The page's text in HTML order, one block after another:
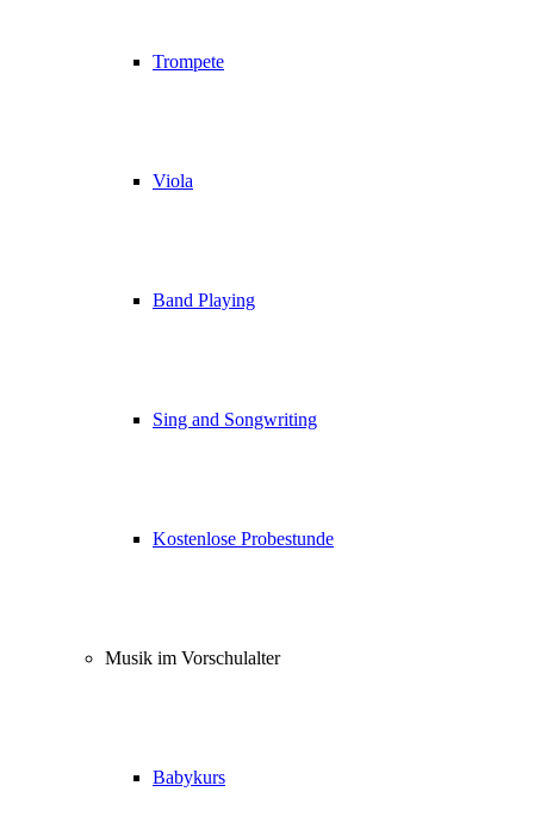
Trompete
Viola
Band Playing
Sing and Songwriting
Kostenlose Probestunde
Musik im Vorschulalter
Babykurs